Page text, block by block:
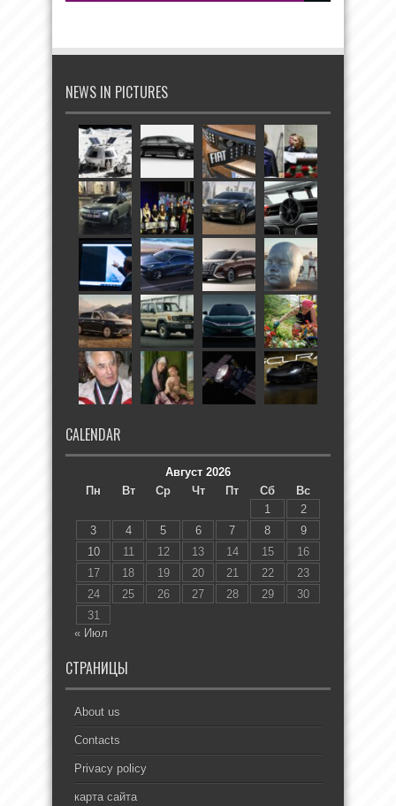
NEWS IN PICTURES
CALENDAR
Август 2026
Пн
Вт Ср Чт Пт Сб
Вс
1
2
3
4 5 6 7 8
9
10
11 12 13 14 15
16
17
18 19 20 21 22
23
24
25 26 27 28 29
30
31
« Июл
СТРАНИЦЫ
About us
Contacts
Privacy policy
карта сайта